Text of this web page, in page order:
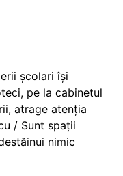
școlari își
pe la cabinetul
atrage atenția
/ Sunt spații
nimic